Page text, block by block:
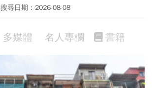
搜尋日期： 2026-08-08
多媒體 名人專欄 書籍